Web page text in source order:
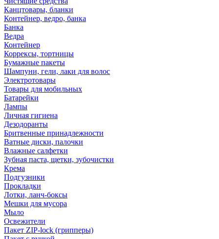
Канцтовары, бланки
Контейнер, ведро, банка
Банка
Ведра
Контейнер
Коррексы, тортницы
Бумажные пакеты
Шампуни, гели, лаки для волос
Электротовары
Товары для мобильных
Батарейки
Лампы
Личная гигиена
Дезодоранты
Бритвенные принадлежности
Ватные диски, палочки
Влажные салфетки
Зубная паста, щетки, зубочистки
Крема
Подгузники
Прокладки
Лотки, ланч-боксы
Мешки для мусора
Мыло
Освежители
Пакет ZIP-lock (грипперы)